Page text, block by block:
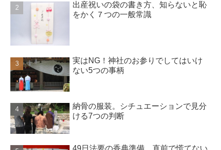
出産祝いの袋の書き方、知らないと恥
をかく７つの一般常識
実はNG！神社のお参りでしてはいけ
ない5つの事柄
納骨の服装。シチュエーションで見分
ける7つの判断
49日法要の香典準備、直前で慌てない